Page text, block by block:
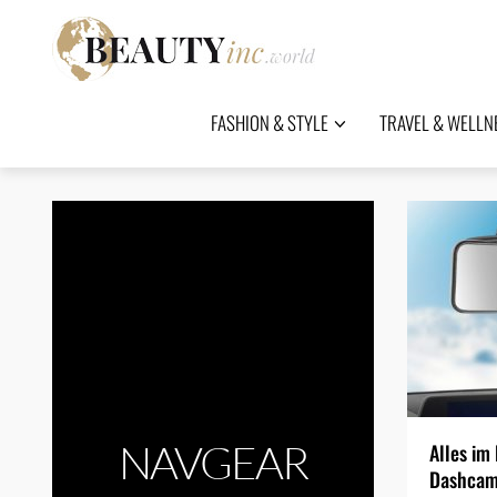
FASHION & STYLE TRAVEL &
NAVGEAR
Alles im
Dashcam